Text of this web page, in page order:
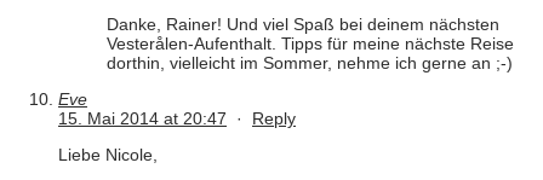
Danke, Rainer! Und viel Spaß bei deinem nächsten
Vesterålen-Aufenthalt. Tipps für meine nächste Reise
dorthin, vielleicht im Sommer, nehme ich gerne an ;-)
Eve
15. Mai 2014 at 20:47 · Reply
Liebe Nicole,